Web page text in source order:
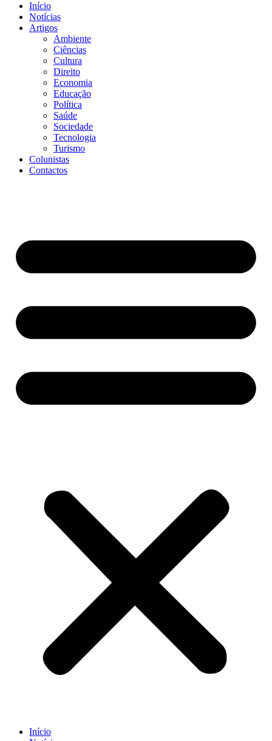
Início
Notícias
Artigos
Ambiente
Ciências
Cultura
Direito
Economia
Educação
Política
Saúde
Sociedade
Tecnologia
Turismo
Colunistas
Contactos
Início